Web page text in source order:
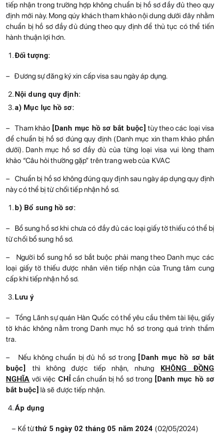
tiếp nhận trong trường hợp không chuẩn bị hồ sơ đầy đủ theo quy
định mới này. Mong qúy khách tham khảo nội dung dưới đây nhằm
chuẩn bị hồ sơ đầy đủ đúng theo quy định để thủ tục có thể tiến
hành thuận lợi hơn.
Đối tượng:
– Đương sự đăng ký xin cấp visa sau ngày áp dụng.
Nội dung quy định:
a) Mục lục hồ sơ:
– Tham khảo [Danh mục hồ sơ bắt buộc] tùy theo các loại visa
để chuẩn bị hồ sơ đúng quy định (Danh mục xin tham khảo phần
dưới). Danh mục hồ sơ đầy đủ của từng loại visa vui lòng tham
khảo “Câu hỏi thường gặp” trên trang web của KVAC
– Chuẩn bị hồ sơ không đúng quy định sau ngày áp dụng quy định
này có thể bị từ chối tiếp nhận hồ sơ.
b) Bổ sung hồ sơ:
– Bổ sung hồ sơ khi chưa có đầy đủ các loại giấy tờ thiếu có thể bị
từ chối bổ sung hồ sơ.
– Người bổ sung hồ sơ bắt buộc phải mang theo Danh mục các
loại giấy tờ thiếu được nhân viên tiếp nhận của Trung tâm cung
cấp khi tiếp nhận hồ sơ.
Lưu ý
– Tổng Lãnh sự quán Hàn Quốc có thể yêu cầu thêm tài liệu, giấy
tờ khác không nằm trong Danh mục hồ sơ trong quá trình thẩm
tra.
– Nếu không chuẩn bị đủ hồ sơ trong [Danh mục hồ sơ bắt
buộc] thì không được tiếp nhận, nhưng KHÔNG ĐỒNG
NGHĨA với việc CHỈcần chuẩn bị hồ sơ trong [Danh mục hồ sơ
bắt buộc] là sẽ được tiếp nhận.
Áp dụng
– Kể từthứ 5 ngày 02 tháng 05 năm 2024 (02/05/2024)